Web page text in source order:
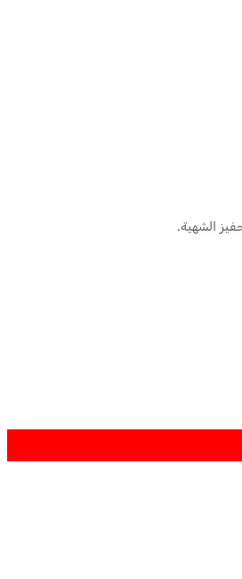
الشهية.